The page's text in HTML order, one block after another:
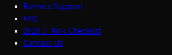
Remote Support
FAQ
2026 IT Risk Checklist
Contact Us